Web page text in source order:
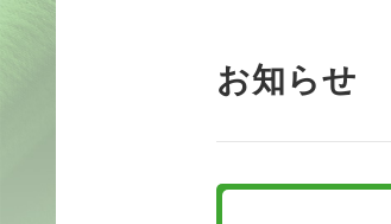
お知らせ